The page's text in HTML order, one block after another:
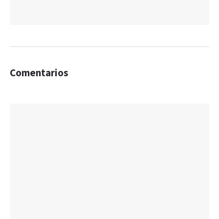
Comentarios